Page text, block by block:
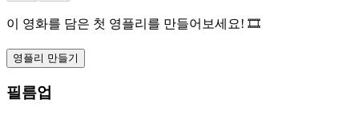
이 영화를 담은 첫 영플리를 만들어보세요! 🎞️
영플리 만들기
필름업